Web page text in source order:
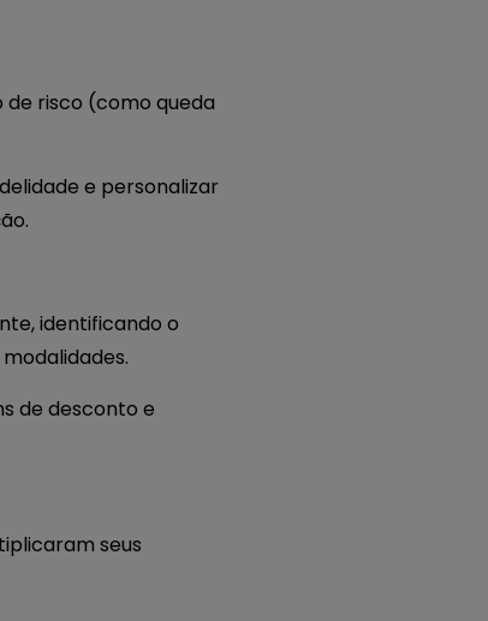
risco (como queda
e personalizar
identificando o
de desconto e
seus